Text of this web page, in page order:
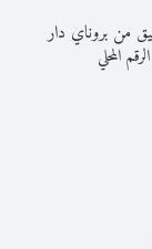
من بروناي دار
الرقم المحلي